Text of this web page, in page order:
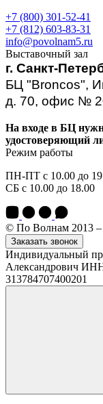
+7 (800) 301-52-41
+7 (812) 603-83-31
info@povolnam5.ru
Выставочный зал
г. Санкт-
БЦ "Broncos",
д. 70, офис №
На входе в БЦ
удостоверяющий
Режим работы
ПН-ПТ с 10.00 до
СБ с 10.00 до 18.00
© По Волнам 2013 –
Заказать звонок
Индивидуальный
Александрович
313784707400201